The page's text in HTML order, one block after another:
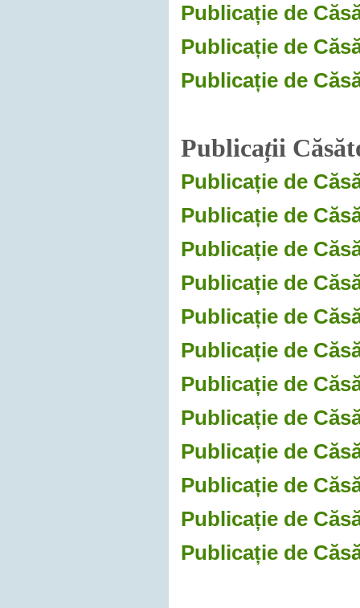
Publicație de
Publicație de
Publicație de
Publicații
Publicație de
Publicație de
Publicație de
Publicație de
Publicație de
Publicație de
Publicație de
Publicație de
Publicație de
Publicație de
Publicație de
Publicație de